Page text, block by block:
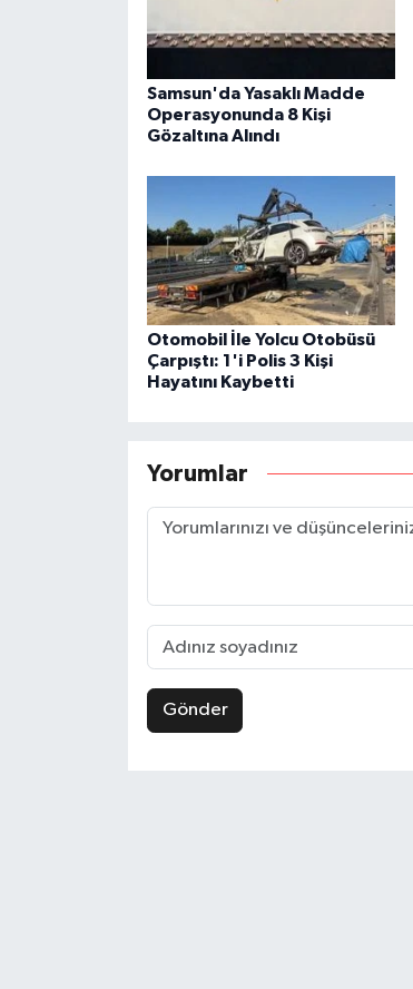
Samsun'da Yasaklı Madde
Operasyonunda 8 Kişi
Gözaltına Alındı
Otomobil İle Yolcu Otobüsü
Çarpıştı: 1'i Polis 3 Kişi
Hayatını Kaybetti
Yorumlar
Gönder